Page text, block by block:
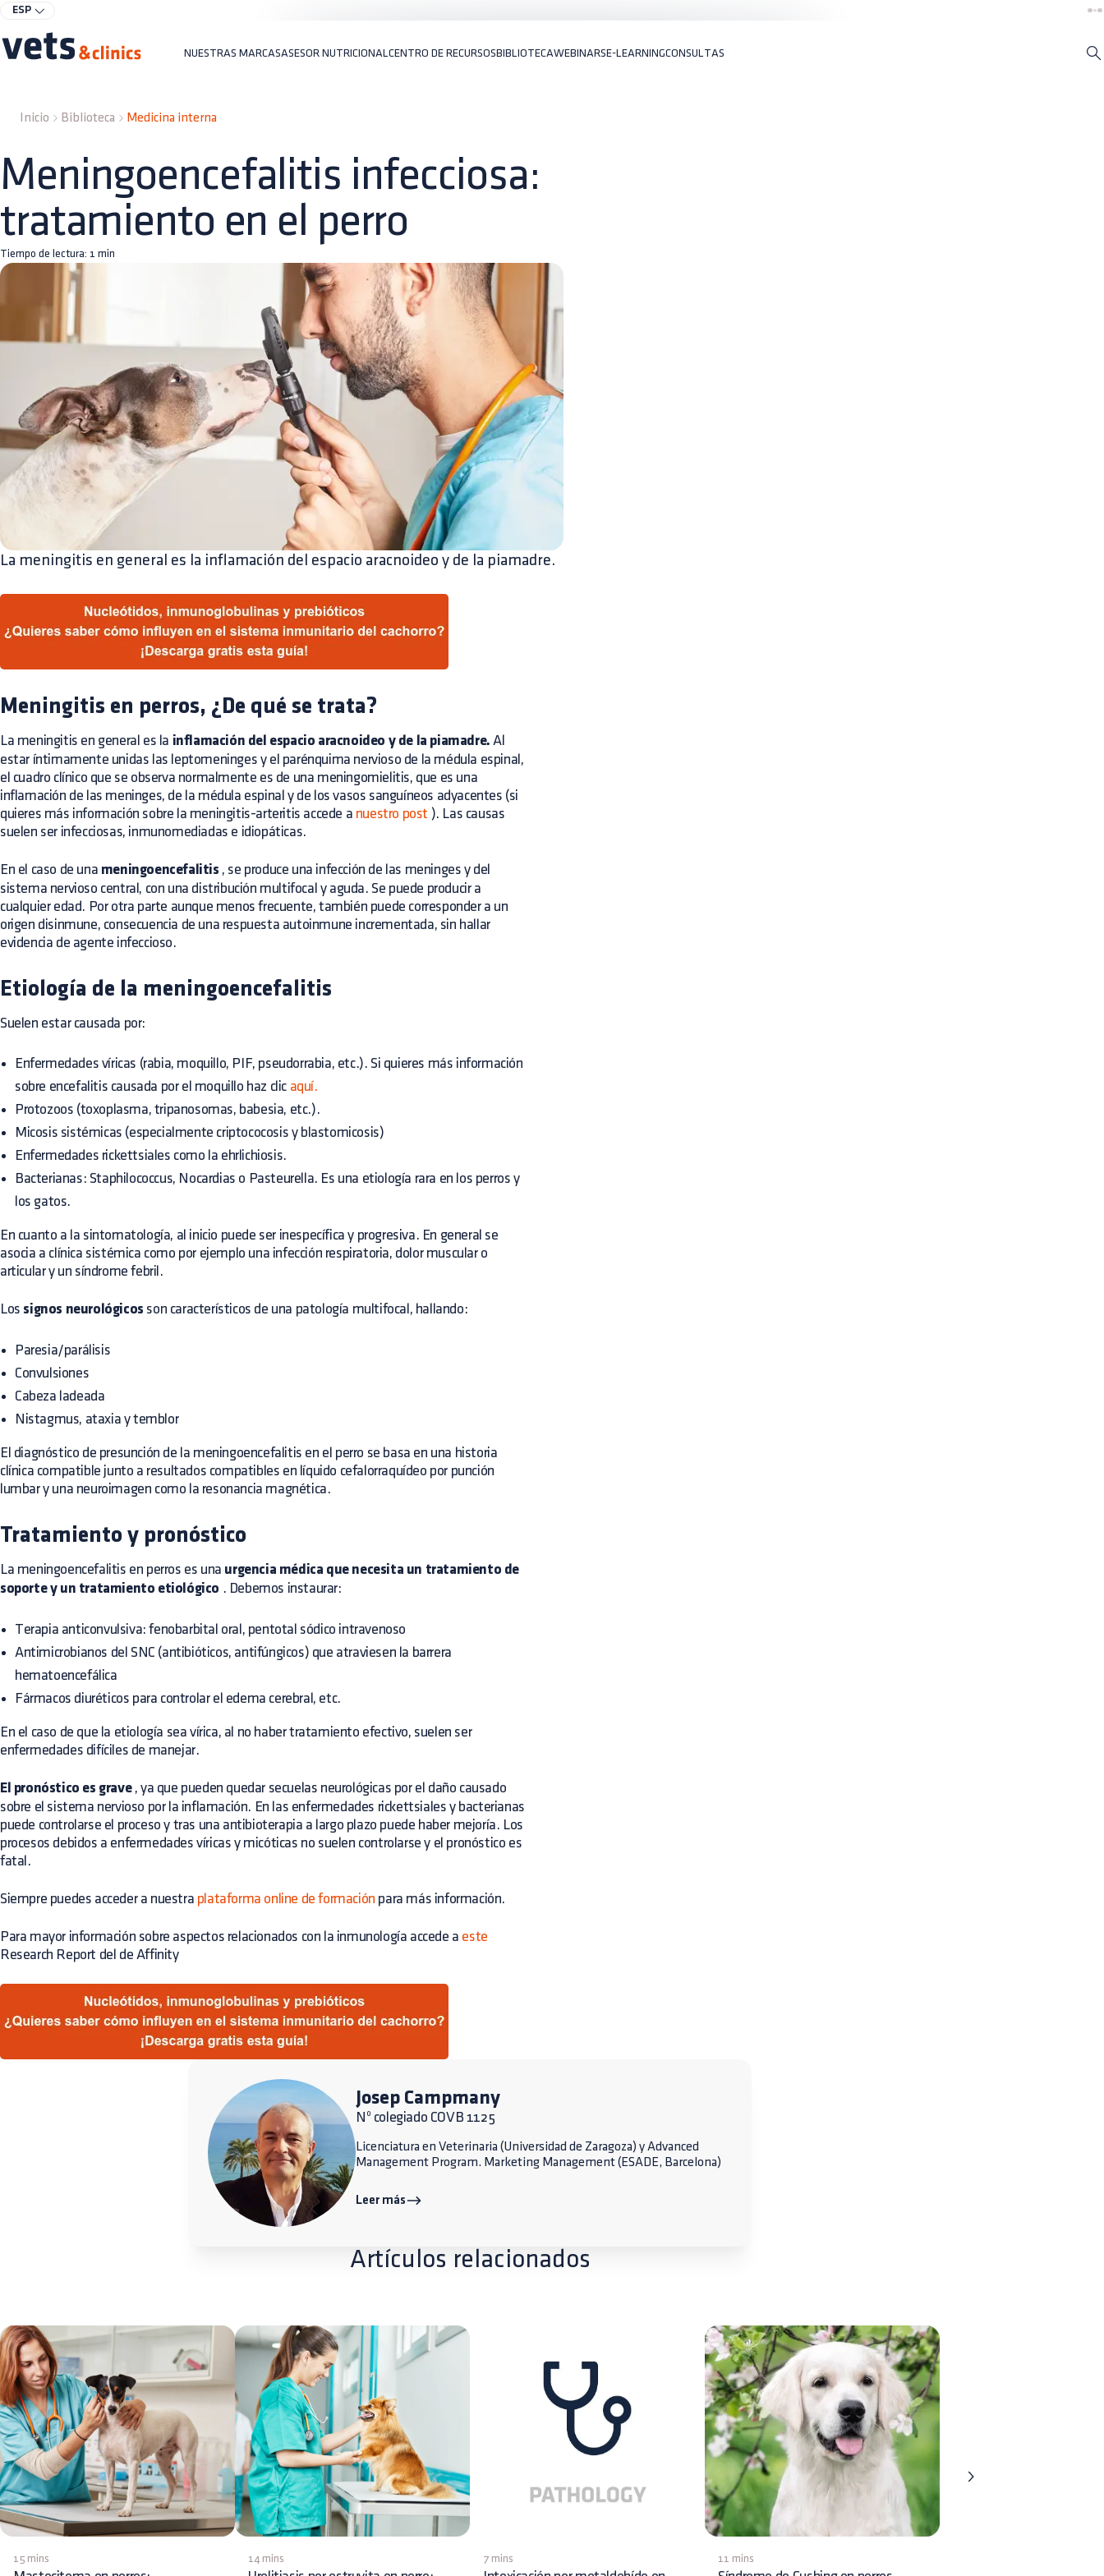
ESP
NUESTRAS MARCASASESOR NUTRICIONAL CENTRO DE RECURSOSBIBLIOTECAWEBINARSE-LEARNINGCONSULTAS
Inicio Biblioteca Medicina interna
Meningoencefalitis infecciosa:
tratamiento en el perro
Tiempo de lectura: 1 min
La meningitis en general es la inflamación del espacio aracnoideo y de la piamadre.
Meningitis en perros, ¿De qué se trata?
La meningitis en general es la inflamación del espacio aracnoideo y de la piamadre. Al
estar íntimamente unidas las leptomeninges y el parénquima nervioso de la médula espinal,
el cuadro clínico que se observa normalmente es de una meningomielitis, que es una
inflamación de las meninges, de la médula espinal y de los vasos sanguíneos adyacentes (si
quieres más información sobre la meningitis-arteritis accede a nuestro post ). Las causas
suelen ser infecciosas, inmunomediadas e idiopáticas.
En el caso de una meningoencefalitis , se produce una infección de las meninges y del
sistema nervioso central, con una distribución multifocal y aguda. Se puede producir a
cualquier edad. Por otra parte aunque menos frecuente, también puede corresponder a un
origen disinmune, consecuencia de una respuesta autoinmune incrementada, sin hallar
evidencia de agente infeccioso.
Etiología de la meningoencefalitis
Suelen estar causada por:
Enfermedades víricas (rabia, moquillo, PIF, pseudorrabia, etc.). Si quieres más información
sobre encefalitis causada por el moquillo haz clic aquí.
Protozoos (toxoplasma, tripanosomas, babesia, etc.).
Micosis sistémicas (especialmente criptococosis y blastomicosis)
Enfermedades rickettsiales como la ehrlichiosis.
Bacterianas: Staphilococcus, Nocardias o Pasteurella. Es una etiología rara en los perros y
los gatos.
En cuanto a la sintomatología, al inicio puede ser inespecífica y progresiva. En general se
asocia a clínica sistémica como por ejemplo una infección respiratoria, dolor muscular o
articular y un síndrome febril.
Los signos neurológicos son característicos de una patología multifocal, hallando:
Paresia/parálisis
Convulsiones
Cabeza ladeada
Nistagmus, ataxia y temblor
El diagnóstico de presunción de la meningoencefalitis en el perro se basa en una historia
clínica compatible junto a resultados compatibles en líquido cefalorraquídeo por punción
lumbar y una neuroimagen como la resonancia magnética.
Tratamiento y pronóstico
La meningoencefalitis en perros es una urgencia médica que necesita un tratamiento de
soporte y un tratamiento etiológico . Debemos instaurar:
Terapia anticonvulsiva: fenobarbital oral, pentotal sódico intravenoso
Antimicrobianos del SNC (antibióticos, antifúngicos) que atraviesen la barrera
hematoencefálica
Fármacos diuréticos para controlar el edema cerebral, etc.
En el caso de que la etiología sea vírica, al no haber tratamiento efectivo, suelen ser
enfermedades difíciles de manejar.
El pronóstico es grave, ya que pueden quedar secuelas neurológicas por el daño causado
sobre el sistema nervioso por la inflamación. En las enfermedades rickettsiales y bacterianas
puede controlarse el proceso y tras una antibioterapia a largo plazo puede haber mejoría. Los
procesos debidos a enfermedades víricas y micóticas no suelen controlarse y el pronóstico es
fatal.
Siempre puedes acceder a nuestra plataforma online de formación para más información.
Para mayor información sobre aspectos relacionados con la inmunología accede a este
Research Report del de Affinity
Josep Campmany
Nº colegiado COVB 1125
Licenciatura en Veterinaria (Universidad de Zaragoza) y Advanced
Management Program. Marketing Management (ESADE, Barcelona)
Leer más
Artículos relacionados
15 mins 14 mins 7 mins 11 mins